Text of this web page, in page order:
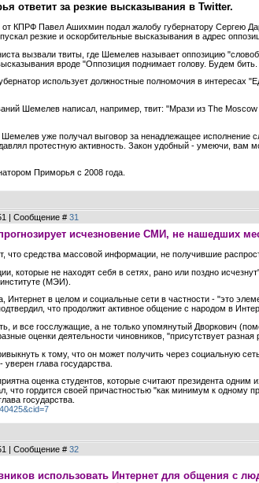
ответит за резкие высказывания в Twitter.
КПРФ Павел Ашихмин подал жалобу губернатору Сергею
резкие и оскорбительные высказывания в адрес
вызвали твиты, где Шемелев называет оппозицию
вроде "Оппозиция поднимает голову. Будем
использует должностные полномочия в интересах
Шемелев написал, например, твит: "Мрази из The
Шемелев уже получал выговор за ненадлежащее
протестную активность. Закон удобный - умеючи,
Приморья с 2008 года.
| Сообщение # 31
исчезновение СМИ, не нашедших
что средства массовой информации, не получившие
которые не находят себя в сетях, рано или поздно
(МЭИ).
в целом и социальные сети в частности - "это
что продолжит активное общение с народом в
и все госслужащие, а не только упомянутый Дворкович
оценки деятельности чиновников, "присутствует разная
к тому, что он может получить через социальную
глава государства.
оценка студентов, которые считают президента
что гордится своей причастностью "как минимум к
государства.
| Сообщение # 32
использовать Интернет для общения с